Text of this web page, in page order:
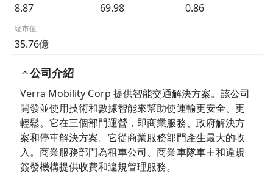
8.87 69.98 0.86
總市值
35.76億
公司介紹
Verra Mobility Corp 提供智能交通解決方案。該公司
開發並使用技術和數據智能來幫助使運輸更安全、更
輕鬆。它在三個部門運營，即商業服務、政府解決方
案和停車解決方案。它從商業服務部門產生最大的收
入。商業服務部門為租車公司、商業車隊車主和違規
簽發機構提供收費和違規管理服務。